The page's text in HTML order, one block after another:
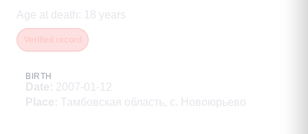
Age at death : 18 years
BIRTH
Date: 2007-01-12
Place: Тамбовская область, с. Новоюрьево